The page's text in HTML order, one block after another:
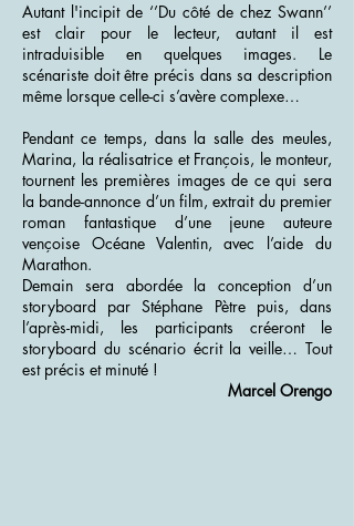
Autant l'incipit de ‘’Du côté de chez Swann’’
est clair pour le lecteur, autant il est
intraduisible en quelques images. Le
scénariste doit être précis dans sa description
même lorsque celle-ci s’avère complexe…
Pendant ce temps, dans la salle des meules,
Marina, la réalisatrice et François, le monteur,
tournent les premières images de ce qui sera
la bande-annonce d’un film, extrait du premier
roman fantastique d’une jeune auteure
vençoise Océane Valentin, avec l’aide du
Marathon.
Demain sera abordée la conception d’un
storyboard par Stéphane Pètre puis, dans
l’après-midi, les participants créeront le
storyboard du scénario écrit la veille… Tout
est précis et minuté !
Marcel Orengo